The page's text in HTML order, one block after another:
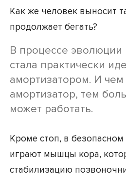
Как же человек выносит
продолжает бегать?
В процессе эволюции
стала практически
амортизатором. И
амортизатор, тем
может работать.
Кроме стоп, в
играют мышцы кора,
стабилизацию